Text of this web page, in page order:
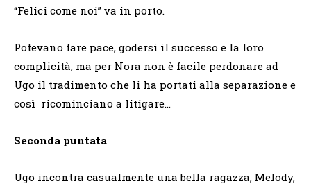
“Felici come noi” va in porto.
Potevano fare pace, godersi il successo e la loro
complicità, ma per Nora non è facile perdonare ad
Ugo il tradimento che li ha portati alla separazione e
così ricominciano a litigare…
Seconda puntata
Ugo incontra casualmente una bella ragazza, Melody,